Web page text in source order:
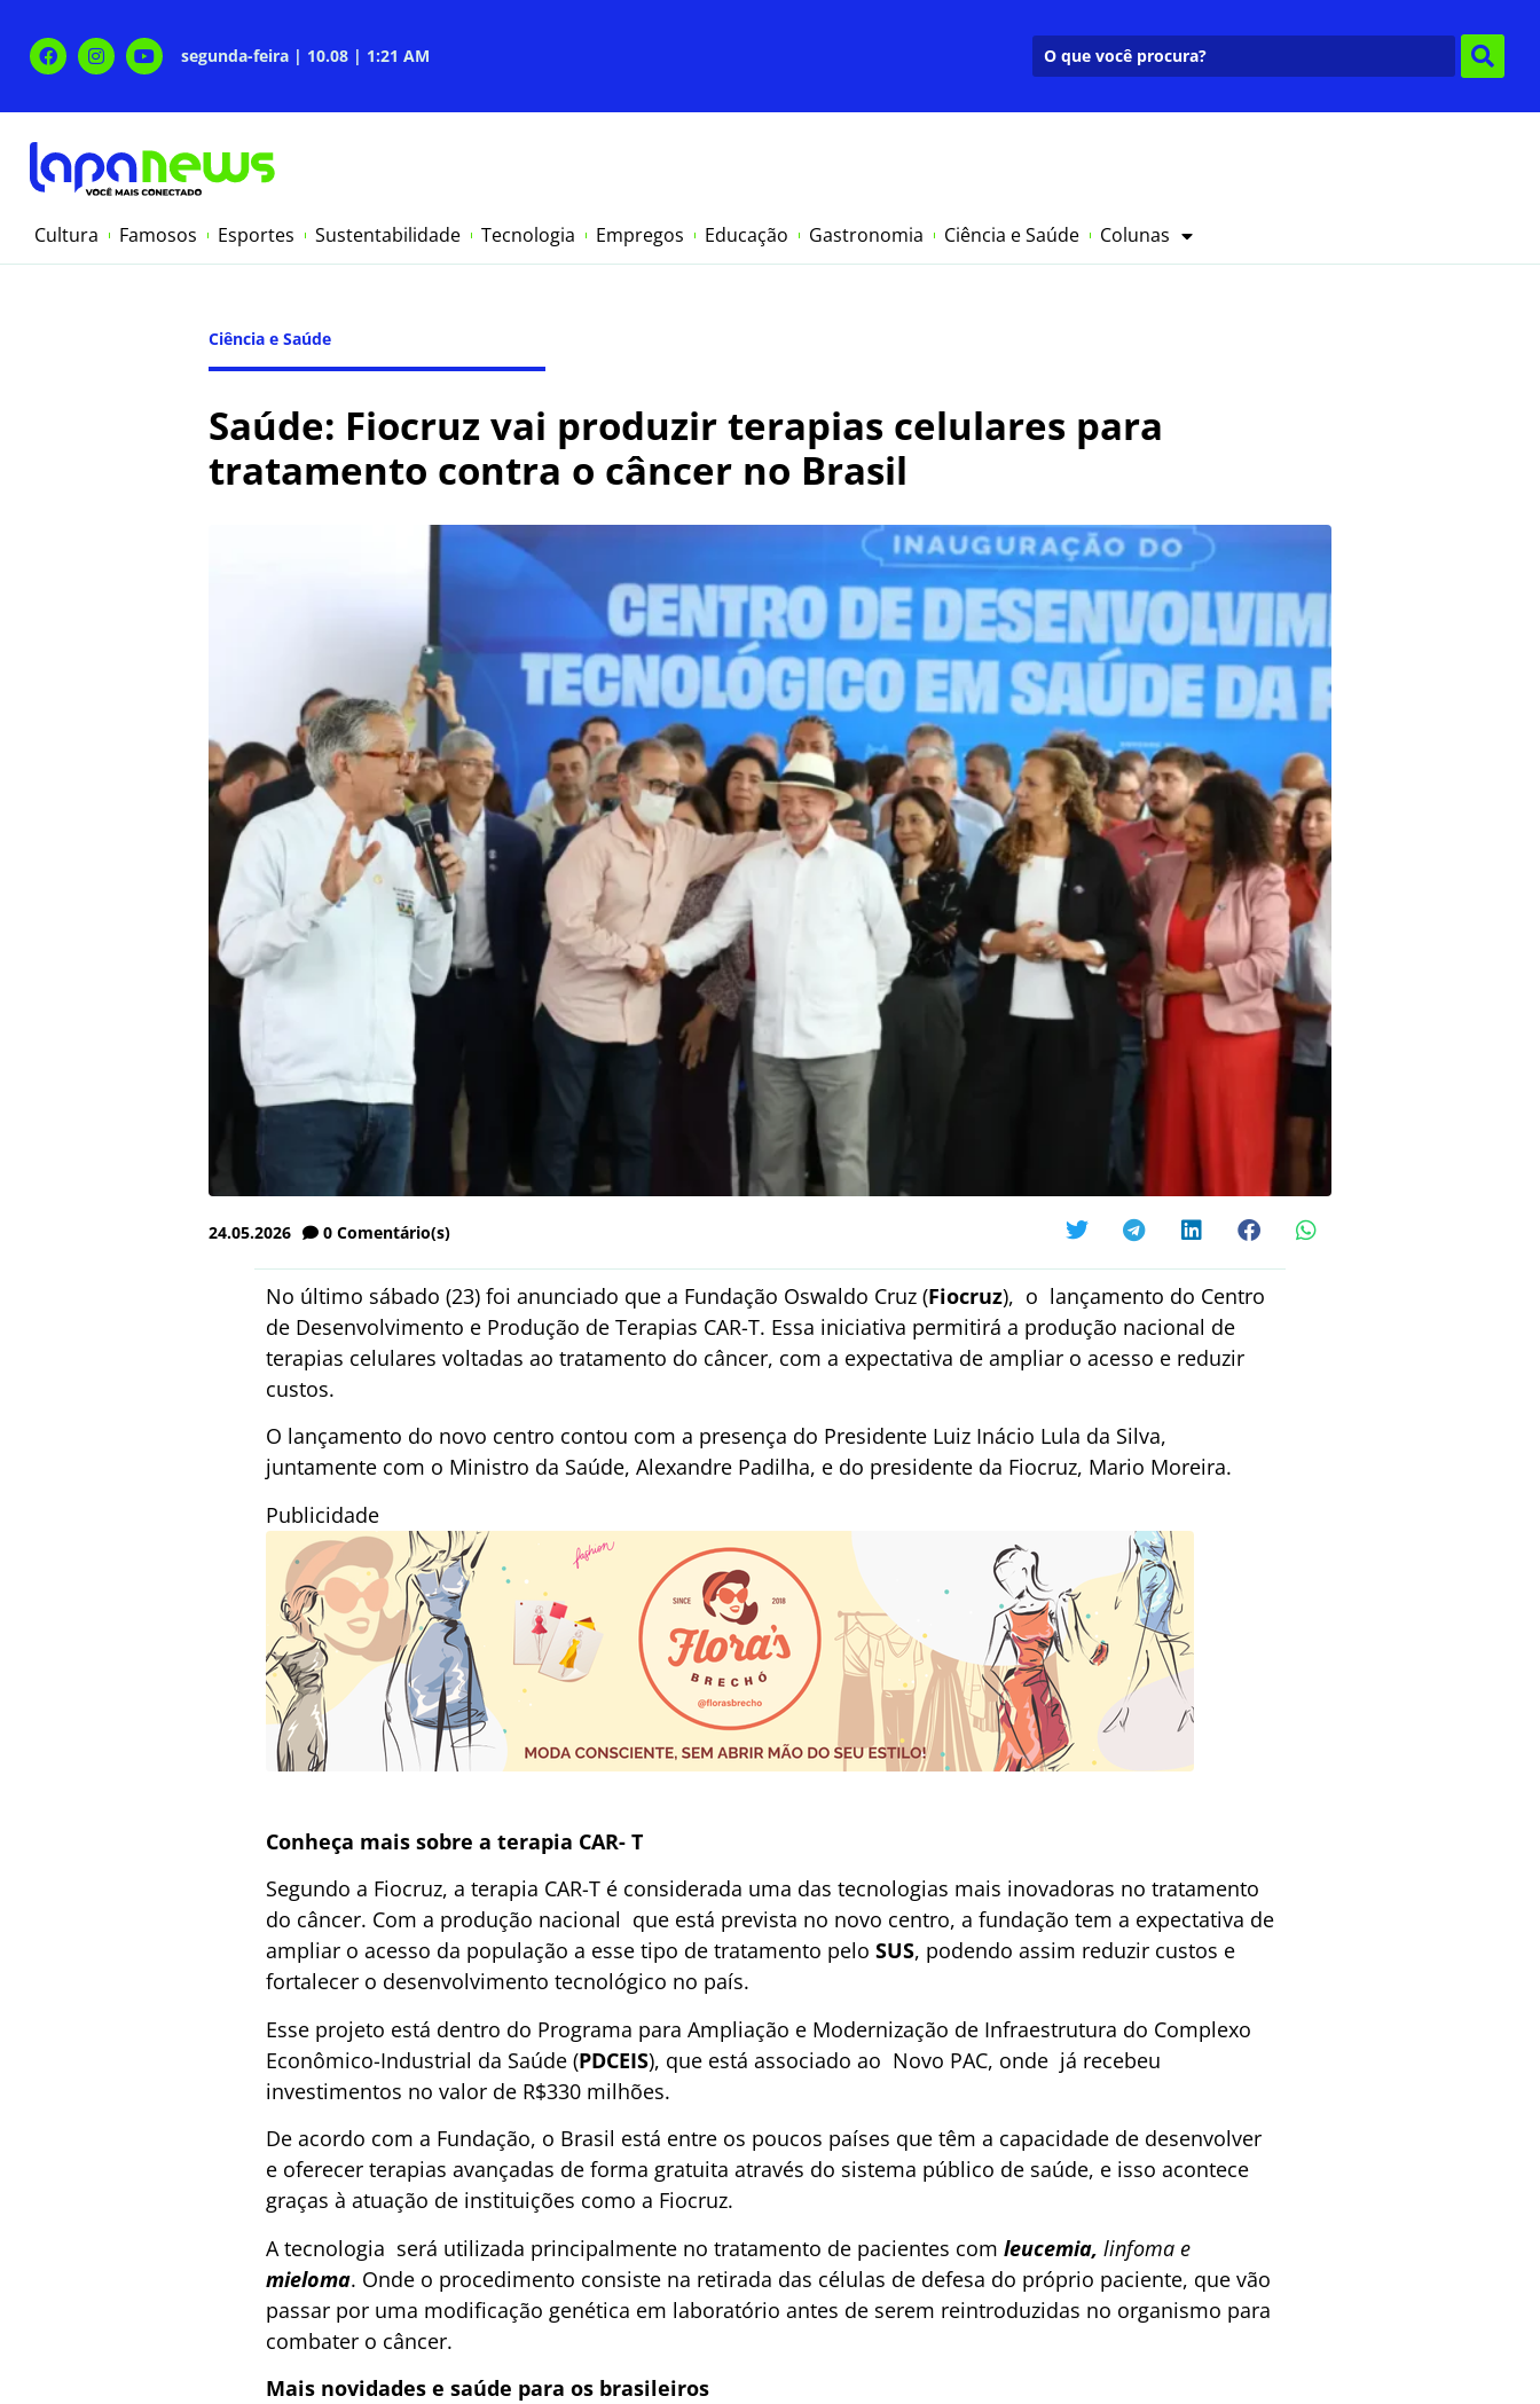
segunda-feira | 10.08 | 1:21 AM
Cultura Famosos Esportes Sustentabilidade Tecnologia Empregos Educação Gastronomia Ciência e Saúde Colunas
Ciência e Saúde
Saúde: Fiocruz vai produzir terapias celulares para
tratamento contra o câncer no Brasil
24.05.2026 0 Comentário(s)
No último sábado (23) foi anunciado que a Fundação Oswaldo Cruz (Fiocruz), o lançamento do Centro
de Desenvolvimento e Produção de Terapias CAR-T. Essa iniciativa permitirá a produção nacional de
terapias celulares voltadas ao tratamento do câncer, com a expectativa de ampliar o acesso e reduzir
custos.
O lançamento do novo centro contou com a presença do Presidente Luiz Inácio Lula da Silva,
juntamente com o Ministro da Saúde, Alexandre Padilha, e do presidente da Fiocruz, Mario Moreira.
Publicidade
Conheça mais sobre a terapia CAR- T
Segundo a Fiocruz, a terapia CAR-T é considerada uma das tecnologias mais inovadoras no tratamento
do câncer. Com a produção nacional que está prevista no novo centro, a fundação tem a expectativa de
ampliar o acesso da população a esse tipo de tratamento pelo SUS, podendo assim reduzir custos e
fortalecer o desenvolvimento tecnológico no país.
Esse projeto está dentro do Programa para Ampliação e Modernização de Infraestrutura do Complexo
Econômico-Industrial da Saúde (PDCEIS), que está associado ao Novo PAC, onde já recebeu
investimentos no valor de R$330 milhões.
De acordo com a Fundação, o Brasil está entre os poucos países que têm a capacidade de desenvolver
e oferecer terapias avançadas de forma gratuita através do sistema público de saúde, e isso acontece
graças à atuação de instituições como a Fiocruz.
A tecnologia será utilizada principalmente no tratamento de pacientes com leucemia, linfoma e
mieloma. Onde o procedimento consiste na retirada das células de defesa do próprio paciente, que vão
passar por uma modificação genética em laboratório antes de serem reintroduzidas no organismo para
combater o câncer.
Mais novidades e saúde para os brasileiros